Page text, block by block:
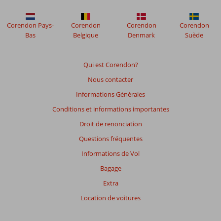
sont
plus
affichés
présentés.
Qui est Corendon?
Nous contacter
Informations Générales
Conditions et informations importantes
Droit de renonciation
Questions fréquentes
Informations de Vol
Bagage
Extra
Location de voitures
Corendon Pays-
Bas
Corendon
Belgique
Corendon
Denmark
Corendon
Suède